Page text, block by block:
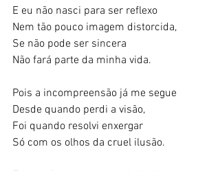
E eu não nasci para ser reflexo
Nem tão pouco imagem distorcida,
Se não pode ser sincera
Não fará parte da minha vida.
Pois a incompreensão já me segue
Desde quando perdi a visão,
Foi quando resolvi enxergar
Só com os olhos da cruel ilusão.